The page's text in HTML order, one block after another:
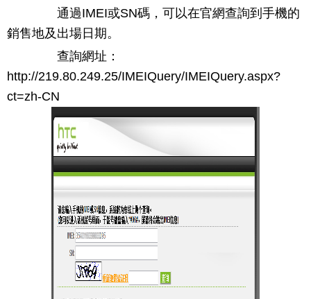
通過IMEI或SN碼，可以在官網查詢到手機的
銷售地及出場日期。
查詢網址：
http://219.80.249.25/IMEIQuery/IMEIQuery.aspx?
ct=zh-CN